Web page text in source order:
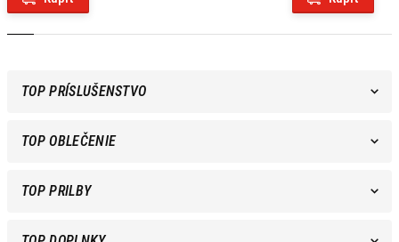
1 x zadná taška PRO Plus,
montážny návod.
TOP PRÍSLUŠENSTVO
TOP OBLEČENIE
TOP PRILBY